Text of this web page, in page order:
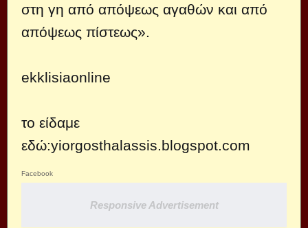
στη γη από απόψεως αγαθών και από
απόψεως πίστεως».
ekklisiaonline
το είδαμε
εδώ:yiorgosthalassis.blogspot.com
Facebook
Responsive Advertisement